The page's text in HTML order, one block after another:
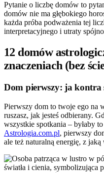
Pytanie o liczbę domów to
domów nie ma głębokiego
każda próba podważenia tej
interpretacyjnego i utraty
12 domów
znaczeniach (bez
Dom pierwszy: ja kontra
Pierwszy dom to twoje ego na
ruszasz, jak jesteś odbierany.
wszystkie spotkania – byłaby
Astrologia.com.pl, pierwszy
ale też naturalną energię, z